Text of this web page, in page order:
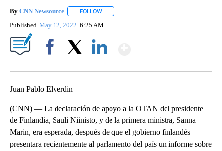
By CNN Newsource FOLLOW
Published May 12, 2022 6:25 AM
Juan Pablo Elverdin
(CNN) — La declaración de apoyo a la OTAN del presidente
de Finlandia, Sauli Niinisto, y de la primera ministra, Sanna
Marin, era esperada, después de que el gobierno finlandés
presentara recientemente al parlamento del país un informe sobre